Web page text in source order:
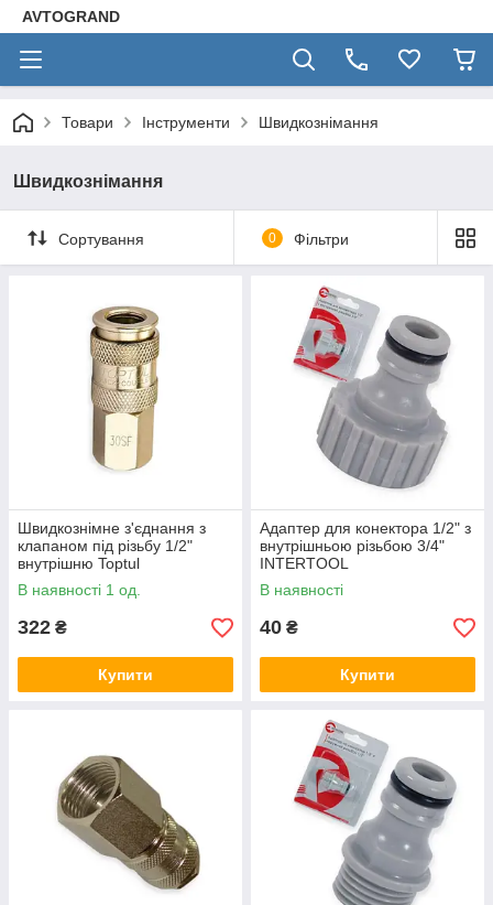
AVTOGRAND
Товари Інструменти Швидкознімання
Швидкознімання
Сортування 0 Фільтри
Швидкознімне з'єднання з
клапаном під різьбу 1/2"
внутрішню Toptul
В наявності 1 од.
322 ₴
Купити
Адаптер для конектора 1/2" з
внутрішньою різьбою 3/4"
INTERTOOL
В наявності
40 ₴
Купити